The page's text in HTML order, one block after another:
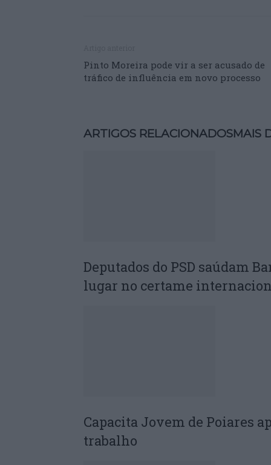
Pinto Moreira pode vir a ser acusado de
tráfico de influência em novo processo
ARTIGOS RELACIONADOSMAIS
Deputados do PSD saúdam
lugar no certame
Capacita Jovem de Poiares
trabalho